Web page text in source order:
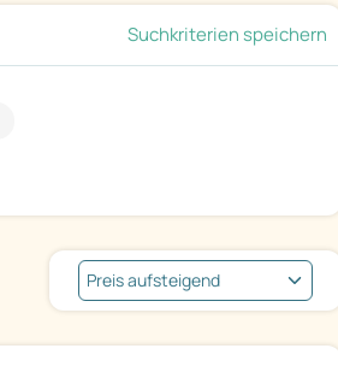
Suchkriterien speichern